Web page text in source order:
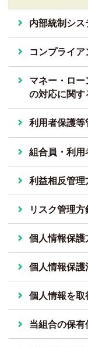
内部統制シ
コンプライ
マネー・ロ
の対応に関す
利用者保護等
組合員・利用
利益相反管理
リスク管理方
個人情報保護
個人情報保護
個人情報を取
当組合の保